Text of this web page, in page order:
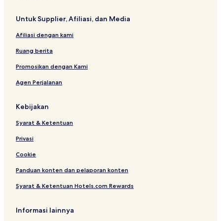
a
t
a
i
B
o
f
r
e
n
c
C
t
e
r
y
Untuk Supplier, Afiliasi, dan Media
Afiliasi dengan kami
Ruang berita
Promosikan dengan Kami
Agen Perjalanan
Kebijakan
Syarat & Ketentuan
Privasi
Cookie
Panduan konten dan pelaporan konten
Syarat & Ketentuan Hotels.com Rewards
Informasi lainnya